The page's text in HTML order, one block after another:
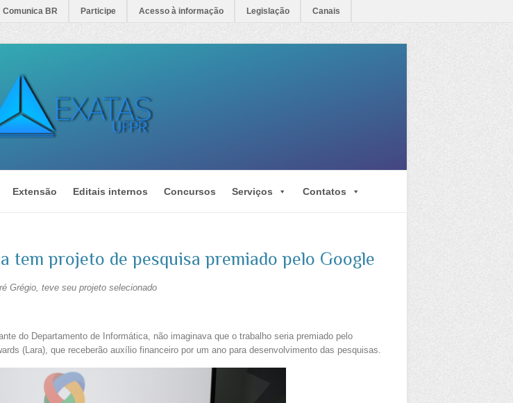
Comunica BR Participe Acesso à informação Legislação Canais
Extensão Editais internos Concursos Serviços Contatos
tem projeto de pesquisa premiado pelo Google
Grégio, teve seu projeto selecionado
do Departamento de Informática, não imaginava que o trabalho seria premiado pelo
(Lara), que receberão auxílio financeiro por um ano para desenvolvimento das pesquisas.